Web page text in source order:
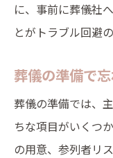
に、事前に葬儀社
とがトラブル回避
葬儀の準備で
葬儀の準備では、
ちな項目がいくつ
の用意、参列者リ